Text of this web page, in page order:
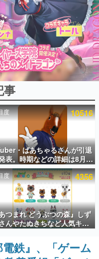
キング
ジビュー数万以上！ などな
電ファミ渾身の“殿堂入り”記
々に製作時のエピソードをお
ーム）とは何か？を探ってい
。『赫本』は、〈試験問題〉
集です。
場を担う若きクリエイター達
情熱を探っていきます。
作家さんに取材し、ゲームが
事
度 10516
・ばあちゃるさんが引退
表。時期などの詳細は8月9
時からの配信で説明
度 4356
あつまれ どうぶつの森』しず
んやたぬきちなど人気キャ
ターのフロッキードールが9
発売開始。「とたけけ」や
ゃちゃまる」も
電鉄』、「ゲーム